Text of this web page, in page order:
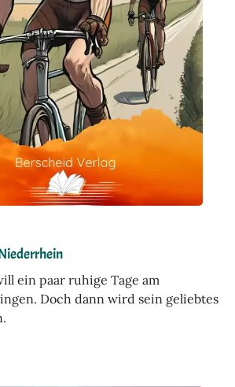
ein paar ruhige Tage am
Doch dann wird sein geliebtes